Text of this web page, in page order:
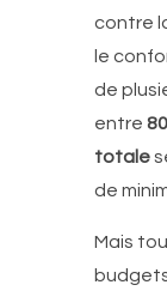
contre
le
de
entre
totale
de
Mais